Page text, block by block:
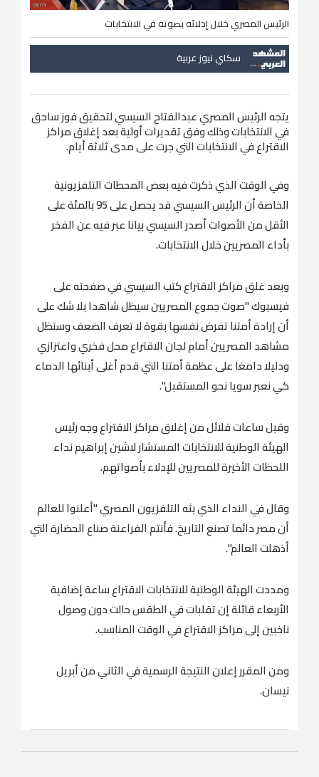
الرئيس المصري خلال إدلائه بصوته في الانتخابات
سكاي نيوز عربية
يتجه الرئيس المصري عبدالفتاح السيسي لتحقيق فوز ساحق
في الانتخابات وذلك وفق تقديرات أولية بعد إغلاق مراكز
الاقتراع في الانتخابات التي جرت على مدى ثلاثة أيام.
وفي الوقت الذي ذكرت فيه بعض المحطات التلفزيونية
الخاصة أن الرئيس السيسي قد يحصل على 95 بالمئة على
الأقل من الأصوات أصدر السيسي بيانا عبر فيه عن الفخر
بأداء المصريين خلال الانتخابات.
وبعد غلق مراكز الاقتراع كتب السيسي في صفحته على
فيسبوك "صوت جموع المصريين سيظل شاهدا بلا شك على
أن إرادة أمتنا تفرض نفسها بقوة لا تعرف الضعف وستظل
مشاهد المصريين أمام لجان الاقتراع محل فخري واعتزازي
ودليلا دامغا على عظمة أمتنا التي قدم أغلى أبنائها الدماء
كي نعبر سويا نحو المستقبل".
وقبل ساعات قلائل من إغلاق مراكز الاقتراع وجه رئيس
الهيئة الوطنية للانتخابات المستشار لاشين إبراهيم نداء
اللحظات الأخيرة للمصريين للإدلاء بأصواتهم.
وقال في النداء الذي بثه التلفزيون المصري "أعلنوا للعالم
أن مصر دائما تصنع التاريخ. فأنتم الفراعنة صناع الحضارة التي
أذهلت العالم".
ومددت الهيئة الوطنية للانتخابات الاقتراع ساعة إضافية
الأربعاء قائلة إن تقلبات في الطقس حالت دون وصول
ناخبين إلى مراكز الاقتراع في الوقت المناسب.
ومن المقرر إعلان النتيجة الرسمية في الثاني من أبريل
نيسان.